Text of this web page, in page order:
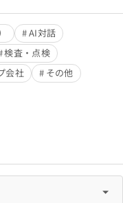
AI対話
検査・点検
会社
その他